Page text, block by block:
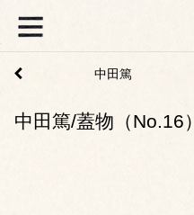
中田篤
中田篤/蓋物（No.16）